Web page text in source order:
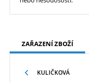
ZAŘAZENÍ ZBOŽÍ
KULIČKOVÁ